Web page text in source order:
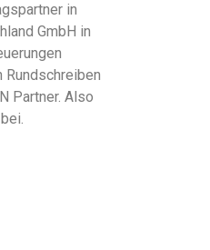
in
GmbH in
Rundschreiben
Partner. Also